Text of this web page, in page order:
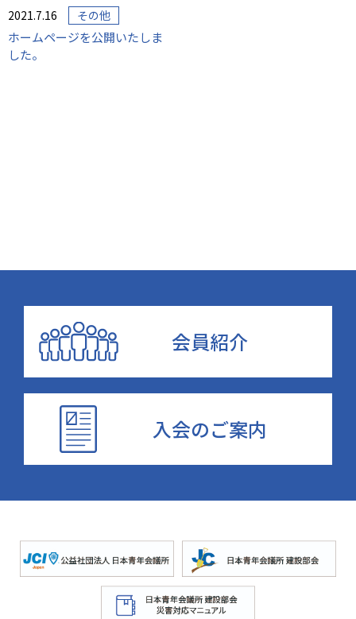
2021.7.16 その他
ホームページを公開いたしま
した。
会員紹介
入会のご案内